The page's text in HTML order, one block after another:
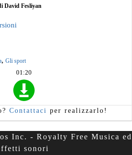
David Fesliyan
, Gli sport
01:20
Contattaci per realizzarlo!
Inc. - Royalty Free Musica ed
sonori